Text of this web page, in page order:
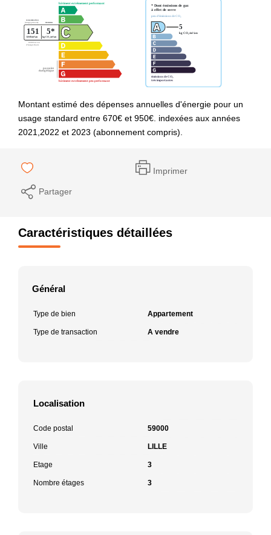
Montant estimé des dépenses annuelles d'énergie pour un
usage standard entre 670€ et 950€. indexées aux années
2021,2022 et 2023 (abonnement compris).
Imprimer
Partager
Caractéristiques détaillées
Général
Type de bien Appartement
Type de transaction A vendre
Localisation
Code postal 59000
Ville LILLE
Etage 3
Nombre étages 3